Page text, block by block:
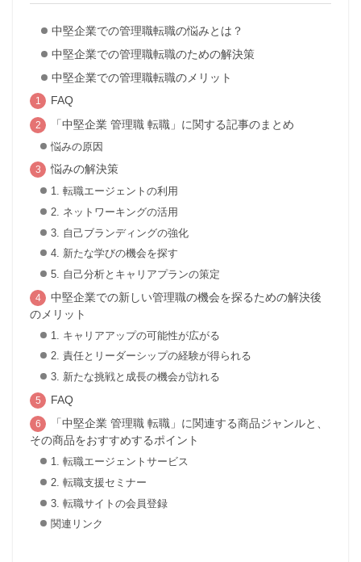
中堅企業での管理職転職の悩みとは？
中堅企業での管理職転職のための解決策
中堅企業での管理職転職のメリット
FAQ
「中堅企業 管理職 転職」に関する記事のまとめ
悩みの原因
悩みの解決策
1. 転職エージェントの利用
2. ネットワーキングの活用
3. 自己ブランディングの強化
4. 新たな学びの機会を探す
5. 自己分析とキャリアプランの策定
中堅企業での新しい管理職の機会を探るための解決後
のメリット
1. キャリアアップの可能性が広がる
2. 責任とリーダーシップの経験が得られる
3. 新たな挑戦と成長の機会が訪れる
FAQ
「中堅企業 管理職 転職」に関連する商品ジャンルと、
その商品をおすすめするポイント
1. 転職エージェントサービス
2. 転職支援セミナー
3. 転職サイトの会員登録
関連リンク